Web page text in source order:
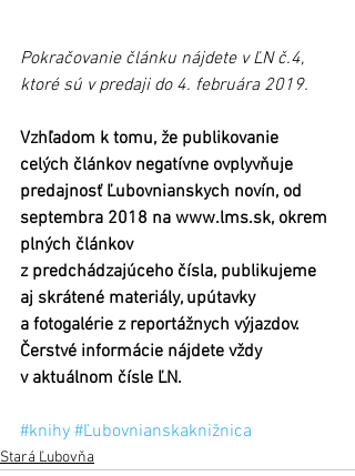
Pokračovanie článku nájdete v ĽN č.4,
ktoré sú v predaji do 4. februára 2019.
Vzhľadom k tomu, že publikovanie
celých článkov negatívne ovplyvňuje
predajnosť Ľubovnianskych novín, od
septembra 2018 na www.lms.sk, okrem
plných článkov
z predchádzajúceho čísla, publikujeme
aj skrátené materiály, upútavky
a fotogalérie z reportážnych výjazdov.
Čerstvé informácie nájdete vždy
v aktuálnom čísle ĽN.
#knihy #Ľubovnianskaknižnica
Stará Ľubovňa